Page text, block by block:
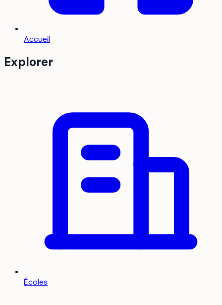
Accueil
Explorer
Écoles